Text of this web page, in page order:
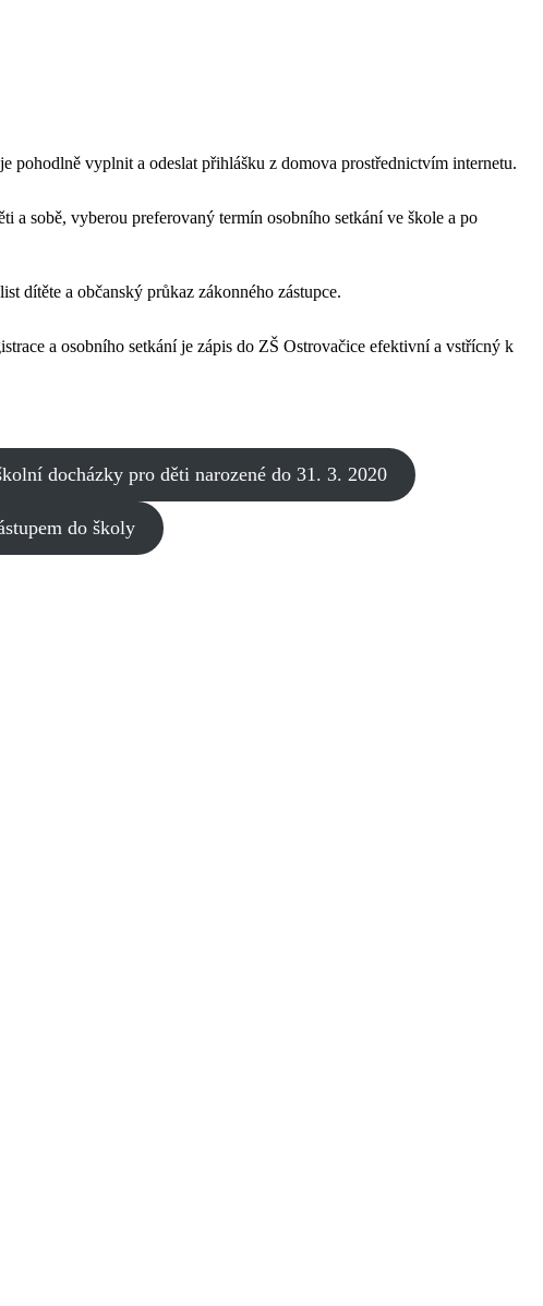
pohodlně vyplnit a odeslat přihlášku z domova prostřednictvím internetu.
a sobě, vyberou preferovaný termín osobního setkání ve škole a po
dítěte a občanský průkaz zákonného zástupce.
a osobního setkání je zápis do ZŠ Ostrovačice efektivní a vstřícný k
docházky pro děti narozené do 31. 3. 2020
do školy